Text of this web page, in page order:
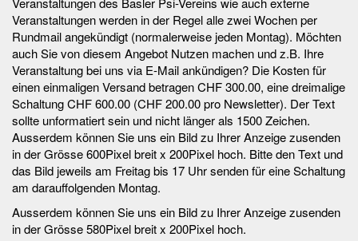
Veranstaltungen werden in der Regel alle zwei Wochen per
Rundmail angekündigt (normalerweise jeden Montag). Möchten
auch Sie von diesem Angebot Nutzen machen und z.B. Ihre
Veranstaltung bei uns via E-Mail ankündigen? Die Kosten für
einen einmaligen Versand betragen CHF 300.00, eine dreimalige
Schaltung CHF 600.00 (CHF 200.00 pro Newsletter). Der Text
sollte unformatiert sein und nicht länger als 1500 Zeichen.
Ausserdem können Sie uns ein Bild zu Ihrer Anzeige zusenden
in der Grösse 600Pixel breit x 200Pixel hoch. Bitte den Text und
das Bild jeweils am Freitag bis 17 Uhr senden für eine Schaltung
am darauffolgenden Montag.
Ausserdem können Sie uns ein Bild zu Ihrer Anzeige zusenden
in der Grösse 580Pixel breit x 200Pixel hoch.